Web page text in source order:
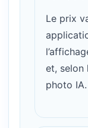
Le prix
et, selon
photo IA.